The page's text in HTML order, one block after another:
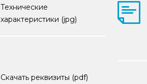
Технические
характеристики (jpg)
Скачать реквизиты (pdf)